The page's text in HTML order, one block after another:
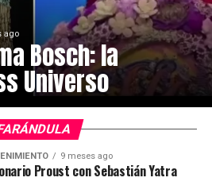
ago
Bosch: la
Universo
9 meses ago
Proust con Sebastián Yatra